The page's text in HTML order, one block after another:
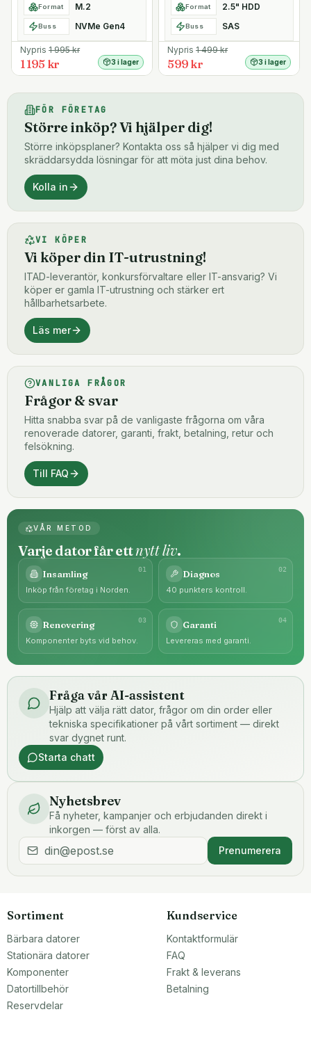
Format M.2
Buss NVMe Gen4
Nypris 1 995kr
1 195 kr 3 i lager
Format 2.5" HDD
Buss SAS
Nypris 1 499kr
599 kr 3 i lager
FÖR FÖRETAG
Större inköp? Vi hjälper dig!
Större inköpsplaner? Kontakta oss så hjälper vi dig med
skräddarsydda lösningar för att möta just dina behov.
Kolla in
VI KÖPER
Vi köper din IT-utrustning!
ITAD-leverantör, konkursförvaltare eller IT-ansvarig? Vi
köper er gamla IT-utrustning och stärker ert
hållbarhetsarbete.
Läs mer
VANLIGA FRÅGOR
Frågor & svar
Hitta snabba svar på de vanligaste frågorna om våra
renoverade datorer, garanti, frakt, betalning, retur och
felsökning.
Till FAQ
VÅR METOD
Varje dator får ettnytt liv.
01
Insamling
Inköp från företag i Norden.
02
Diagnos
40 punkters kontroll.
03
Renovering
Komponenter byts vid behov.
04
Garanti
Levereras med garanti.
Fråga vår AI-assistent
Hjälp att välja rätt dator, frågor om din order eller
tekniska specifikationer på vårt sortiment — direkt
svar dygnet runt.
Starta chatt
Nyhetsbrev
Få nyheter, kampanjer och erbjudanden direkt i
inkorgen — först av alla.
Prenumerera
Sortiment
Bärbara datorer
Stationära datorer
Komponenter
Datortillbehör
Reservdelar
Kundservice
Kontaktformulär
FAQ
Frakt & leverans
Betalning